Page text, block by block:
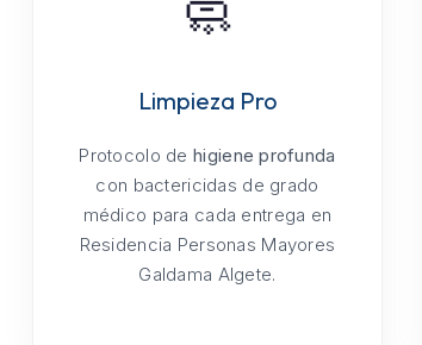
🧼
Limpieza Pro
Protocolo dehigiene profunda
con bactericidas de grado
médico para cada entrega en
Residencia Personas Mayores
Galdama Algete.